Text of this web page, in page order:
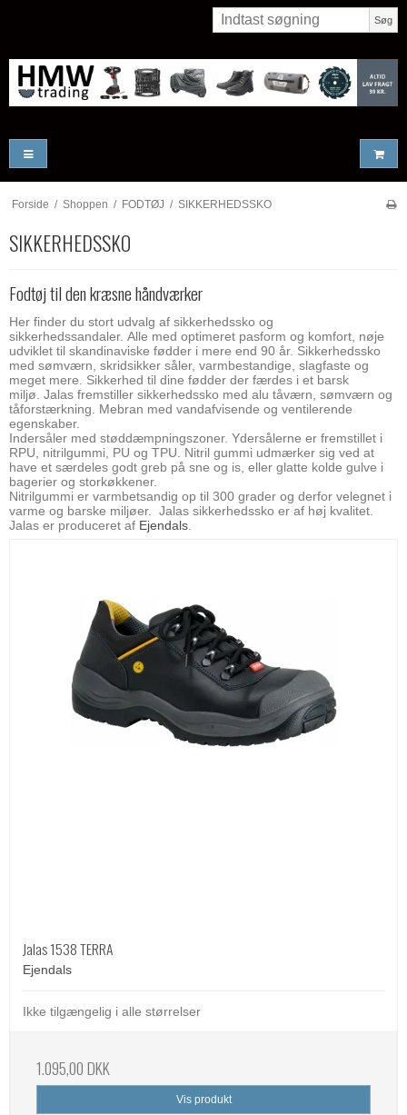
Søg
Forside / Shoppen / FODTØJ / SIKKERHEDSSKO
SIKKERHEDSSKO
Fodtøj til den kræsne håndværker
Her finder du stort udvalg af sikkerhedssko og
sikkerhedssandaler. Alle med optimeret pasform og komfort, nøje
udviklet til skandinaviske fødder i mere end 90 år. Sikkerhedssko
med sømværn, skridsikker såler, varmbestandige, slagfaste og
meget mere. Sikkerhed til dine fødder der færdes i et barsk
miljø. Jalas fremstiller sikkerhedssko med alu tåværn, sømværn og
tåforstærkning. Mebran med vandafvisende og ventilerende
egenskaber.
Indersåler med støddæmpningszoner. Ydersålerne er fremstillet i
RPU, nitrilgummi, PU og TPU. Nitril gummi udmærker sig ved at
have et særdeles godt greb på sne og is, eller glatte kolde gulve i
bagerier og storkøkkener.
Nitrilgummi er varmbetsandig op til 300 grader og derfor velegnet i
varme og barske miljøer. Jalas sikkerhedssko er af høj kvalitet.
Jalas er produceret af Ejendals
Jalas 1538 TERRA
Ejendals
Ikke tilgængelig i alle størrelser
1.095,00 DKK
Vis produkt